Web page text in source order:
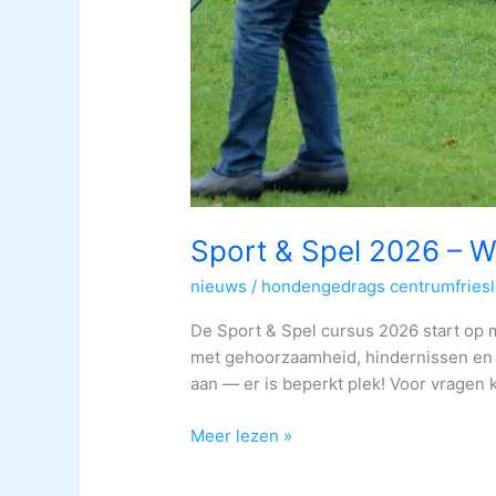
Sport & Spel 2026 –
nieuws / hondengedrags
De Sport & Spel cursus 2026 start op
met gehoorzaamheid, hindernissen
aan — er is beperkt plek! Voor vragen
Meer lezen »